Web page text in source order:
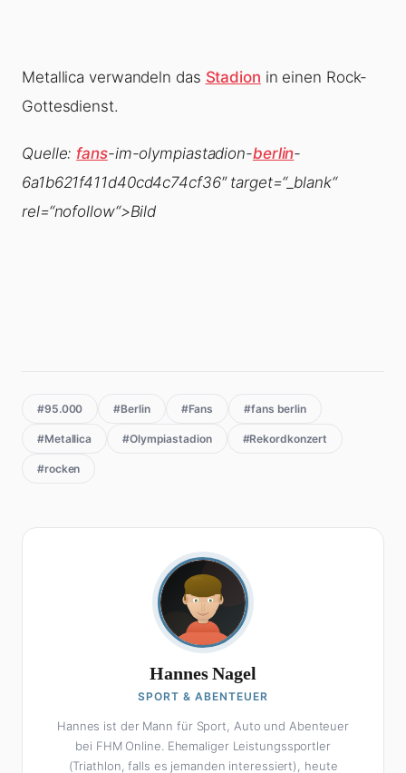
Metallica verwandeln das Stadion in einen Rock-
Gottesdienst.
Quelle: fans-im-olympiastadion-berlin-
6a1b621f411d40cd4c74cf36″ target=“_blank“
rel=“nofollow“>Bild
#95.000 #Berlin #Fans #fans berlin
#Metallica #Olympiastadion #Rekordkonzert
#rocken
Hannes Nagel
SPORT & ABENTEUER
Hannes ist der Mann für Sport, Auto und Abenteuer
bei FHM Online. Ehemaliger Leistungssportler
(Triathlon, falls es jemanden interessiert), heute